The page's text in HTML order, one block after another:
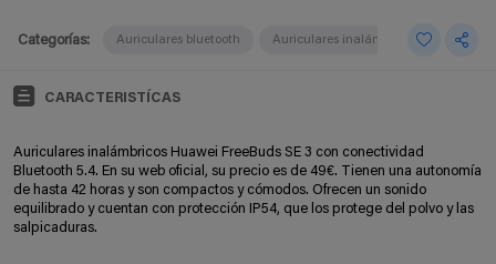
Categorías: Auriculares bluetooth Auriculares inalámbricos
CARACTERISTÍCAS
Auriculares inalámbricos Huawei FreeBuds SE 3 con conectividad
Bluetooth 5.4. En su web oficial, su precio es de 49€. Tienen una autonomía
de hasta 42 horas y son compactos y cómodos. Ofrecen un sonido
equilibrado y cuentan con protección IP54, que los protege del polvo y las
salpicaduras.